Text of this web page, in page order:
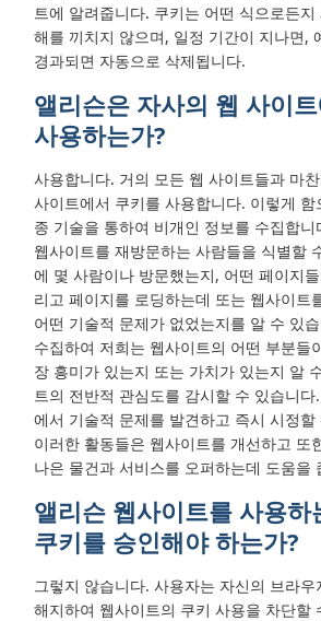
트에 알려줍니다. 쿠키는 어떤 식으로든지
해를 끼치지 않으며, 일정 기간이 지나면,
경과되면 자동으로 삭제됩니다.
앨리슨은 자사의 웹 사이
사용하는가?
사용합니다. 거의 모든 웹 사이트들과 마
사이트에서 쿠키를 사용합니다. 이렇게
종 기술을 통하여 비개인 정보를 수집합니
웹사이트를 재방문하는 사람들을 식별할
에 몇 사람이나 방문했는지, 어떤 페이지
리고 페이지를 로딩하는데 또는 웹사이트
어떤 기술적 문제가 없었는지를 알 수 있
수집하여 저희는 웹사이트의 어떤 부분들
장 흥미가 있는지 또는 가치가 있는지 알
트의 전반적 관심도를 감시할 수 있습니
에서 기술적 문제를 발견하고 즉시 시정
이러한 활동들은 웹사이트를 개선하고 또
나은 물건과 서비스를 오퍼하는데 도움을
앨리슨 웹사이트를 사용하
쿠키를 승인해야 하는가?
그렇지 않습니다. 사용자는 자신의 브라
해지하여 웹사이트의 쿠키 사용을 차단할